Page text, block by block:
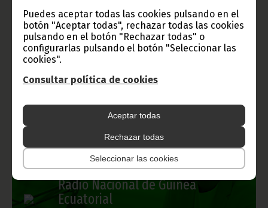
Puedes aceptar todas las cookies pulsando en el
botón "Aceptar todas", rechazar todas las cookies
pulsando en el botón "Rechazar todas" o
configurarlas pulsando el botón "Seleccionar las
cookies".
Consultar política de cookies
Aceptar todas
Rechazar todas
Seleccionar las cookies
Gobierno e Instituciones
Información de Guinea Ecuatorial
Radio Nacional de Guinea
Ecuatorial